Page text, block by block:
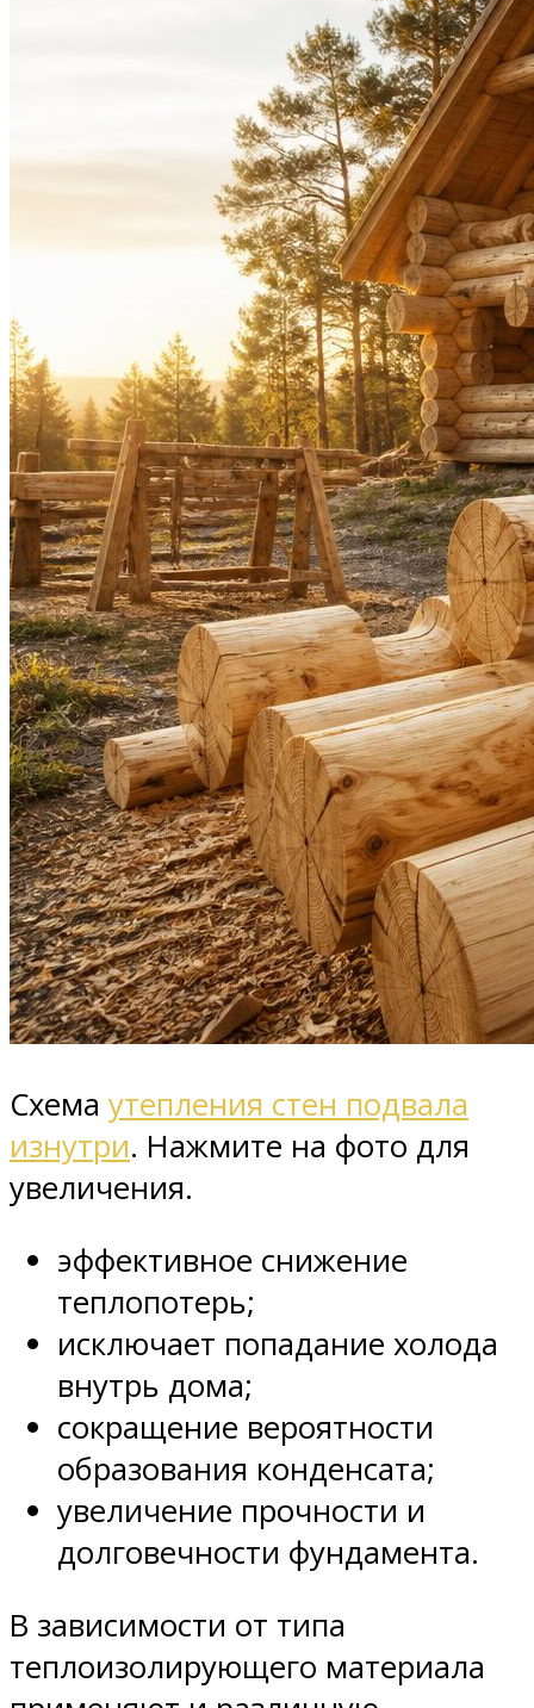
Схема утепления стен подвала
изнутри. Нажмите на фото для
увеличения.
эффективное снижение
теплопотерь;
исключает попадание холода
внутрь дома;
сокращение вероятности
образования конденсата;
увеличение прочности и
долговечности фундамента.
В зависимости от типа
теплоизолирующего материала